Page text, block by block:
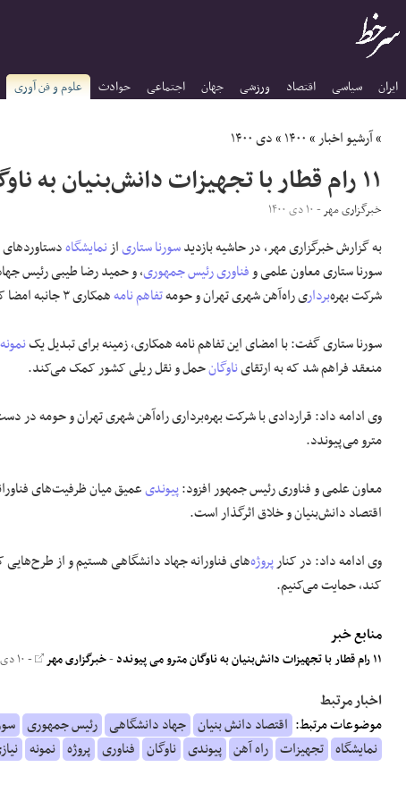
ایران سیاسی اقتصاد ورزشی جهان اجتماعی حوادث علوم و فن آوری
»آرشیو اخبار»۱۴۰۰»دی ۱۴۰۰
۱۱ رام قطار با تجهیزات دانش‌بنیان به ناوگان مترو می پیوندد
خبرگزاری مهر- ۱۰ دی ۱۴۰۰
به گزارش خبرگزاری مهر، در حاشیه بازدیدسورنا ستاریازنمایشگاهدستاوردهای
سورنا ستاری معاون علمی وفناوریرئیس جمهوری، و حمید رضا طیبی رئیس
شرکت بهره‌برداری راه‌آهن شهری تهران و حومهتفاهم نامههمکاری ۳ جانبه امضا کردند.
سورنا ستاری گفت: با امضای این تفاهم نامه همکاری، زمینه برای تبدیل یکنمونه
منعقد فراهم شد که به ارتقایناوگانحمل و نقل ریلی کشور کمک می‌کند.
وی ادامه داد: قراردادی با شرکت بهره‌برداری راه‌آهن شهری تهران و حومه در دست اجرا داریم
مترو می‌پیوندد.
معاون علمی و فناوری رئیس جمهور افزود:پیوندیعمیق میان ظرفیت‌های
اقتصاد دانش‌بنیان و خلاق اثرگذار است.
وی ادامه داد: در کنارپروژه‌های فناورانه جهاد دانشگاهی هستیم و از
کند، حمایت می‌کنیم.
منابع خبر
۱۱ رام قطار با تجهیزات دانش‌بنیان به ناوگان مترو می پیوندد -خبرگزاری مهر - ۱۰ دی ۱۴۰۰
اخبار مرتبط
موضوعات مرتبط: اقتصاد دانش بنیان جهاد دانشگاهی رئیس جمهوری
نمایشگاه تجهیزات راه آهن پیوندی ناوگان فناوری پروژه نمونه